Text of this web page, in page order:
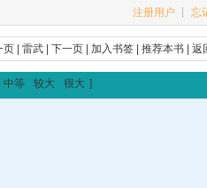
注册用户 ┊ 忘
页 |雷武 |下一页 |加入书签 |推荐本书 |返
中等 较大 很大 ]